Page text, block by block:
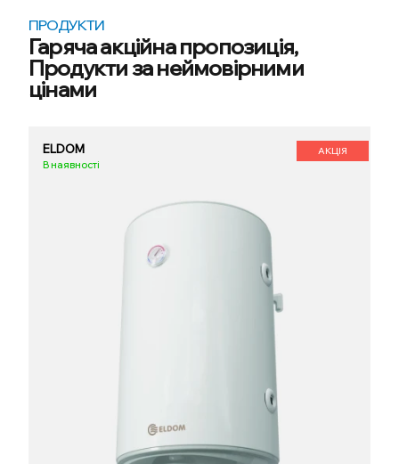
ПРОДУКТИ
Гаряча акційна пропозиція,
Продукти за неймовірними
цінами
ELDOM
В наявності
АКЦІЯ